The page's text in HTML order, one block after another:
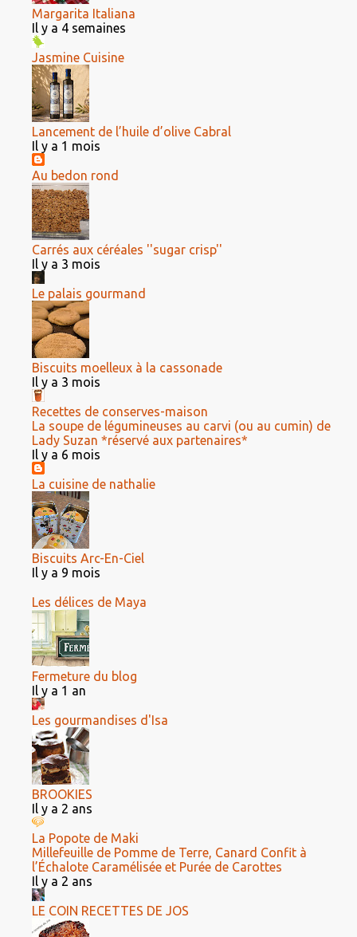
Margarita Italiana
Il y a 4 semaines
Jasmine Cuisine
Lancement de l’huile d’olive Cabral
Il y a 1 mois
Au bedon rond
Carrés aux céréales ''sugar crisp''
Il y a 3 mois
Le palais gourmand
Biscuits moelleux à la cassonade
Il y a 3 mois
Recettes de conserves-maison
La soupe de légumineuses au carvi (ou au cumin) de
Lady Suzan *réservé aux partenaires*
Il y a 6 mois
La cuisine de nathalie
Biscuits Arc-En-Ciel
Il y a 9 mois
Les délices de Maya
Fermeture du blog
Il y a 1 an
Les gourmandises d'Isa
BROOKIES
Il y a 2 ans
La Popote de Maki
Millefeuille de Pomme de Terre, Canard Confit à
l’Échalote Caramélisée et Purée de Carottes
Il y a 2 ans
LE COIN RECETTES DE JOS